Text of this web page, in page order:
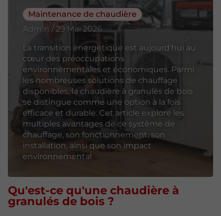
Maintenance de chaudière
Admin / 29 Mai 2026
La transition énergétique est aujourd'hui au
cœur des préoccupations
environnementales et économiques. Parmi
les nombreuses solutions de chauffage
disponibles, la chaudière à granulés de bois
se distingue comme une option à la fois
efficace et durable. Cet article explore les
multiples avantages de ce système de
chauffage, son fonctionnement, son
installation, ainsi que son impact
environnemental.
Qu'est-ce qu'une chaudière à
granulés de bois ?